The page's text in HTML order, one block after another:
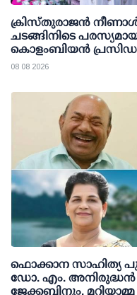
ക്രിസ്തുരാജൻ നീണാൾ
ചടങ്ങിനിടെ
കൊളംബിയൻ
08 08 2026
ഫൊക്കാന സാഹിത്യ
ഡോ. എം. അനിരുദ്ധന്‍
ജേക്കബിനും,